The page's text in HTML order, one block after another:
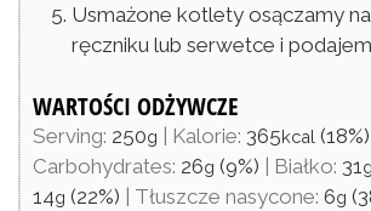
Usmażone kotlety osączamy
ręczniku lub serwetce i
WARTOŚCI ODŻYWCZE
Serving: 250g Kalorie: 365kcal(18%)
Carbohydrates: 26g (9%) Białko: 31g
14g (22%) Tłuszcze nasycone: 6g